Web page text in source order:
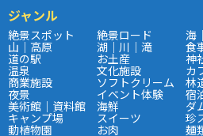
ジャンル
絶景スポット 絶景ロード 海
山｜高原 湖｜川｜滝 食
道の駅 お土産 神
温泉 文化施設 カ
商業施設 ソフトクリーム 林
夜景 イベント体験 宿
美術館｜資料館 海鮮 ダ
キャンプ場 スイーツ 珍
動植物園 お肉 麺